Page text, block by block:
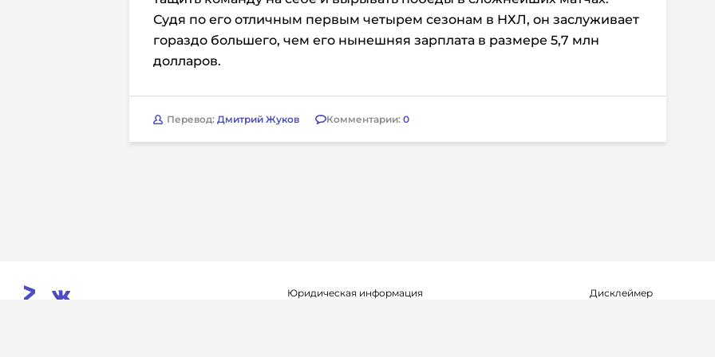
Судя по его отличным первым четырем сезонам в НХЛ, он заслуживает
гораздо большего, чем его нынешняя зарплата в размере 5,7 млн
долларов.
Перевод: Дмитрий Жуков Комментарии: 0
Юридическая информация Дисклеймер